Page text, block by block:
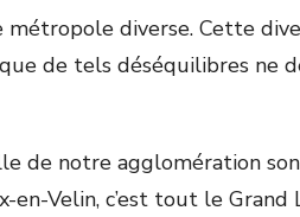
diverse. Cette
de tels déséquilibres ne
de notre agglomération
en-Velin, c’est tout le